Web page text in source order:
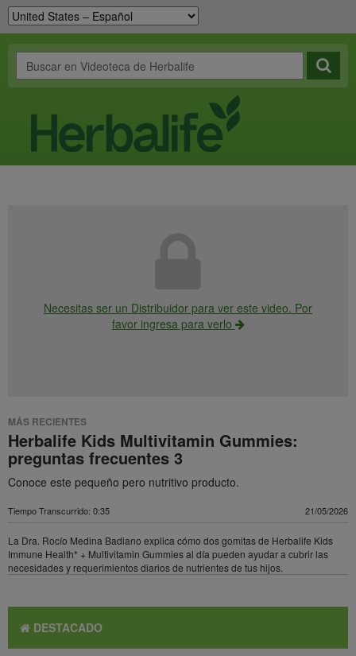
Necesitas ser un Distribuidor para ver este video. Por
favor ingresa para verlo
MÁS RECIENTES
Herbalife Kids Multivitamin Gummies:
preguntas frecuentes 3
Conoce este pequeño pero nutritivo producto.
Tiempo Transcurrido: 0:35 21/05/2026
La Dra. Rocío Medina Badiano explica cómo dos gomitas de Herbalife Kids
Immune Health* + Multivitamin Gummies al día pueden ayudar a cubrir las
necesidades y requerimientos diarios de nutrientes de tus hijos.
DESTACADO